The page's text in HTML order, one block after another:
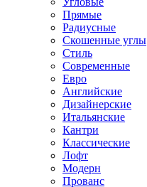
Прямые
Радиусные
Скошенные углы
Стиль
Современные
Евро
Английские
Дизайнерские
Итальянские
Кантри
Классические
Лофт
Модерн
Прованс